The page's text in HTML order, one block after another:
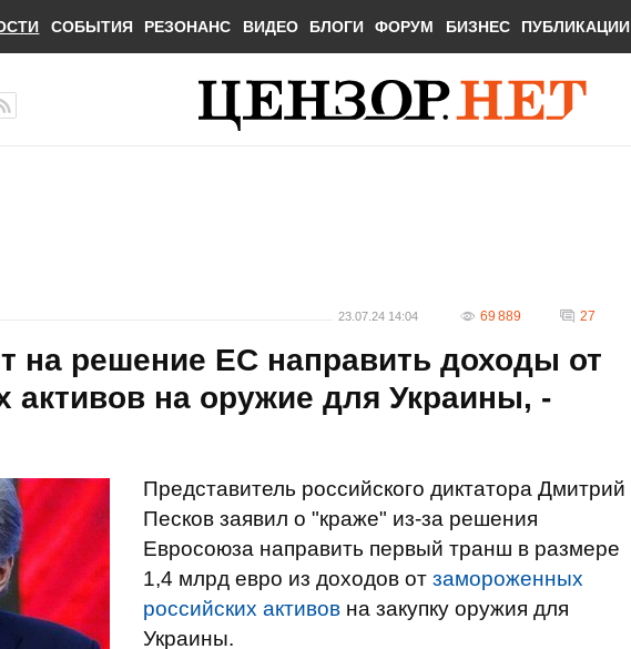
СОБЫТИЯ РЕЗОНАНС ВИДЕО БЛОГИ ФОРУМ БИЗНЕС ПУБЛИКАЦИИ
23.07.24 14:04 69 889 27
на решение ЕС направить доходы от
активов на оружие для Украины, -
Представитель российского диктатора Дмитрий
Песков заявил о "краже" из-за решения
Евросоюза направить первый транш в размере
1,4 млрд евро из доходов от замороженных
российских активов на закупку оружия для
Украины.